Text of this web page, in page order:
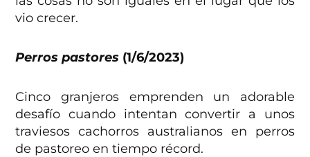
vio crecer.
Perros pastores (1/6/2023)
Cinco granjeros emprenden un adorable
desafío cuando intentan convertir a unos
traviesos cachorros australianos en perros
de pastoreo en tiempo récord.